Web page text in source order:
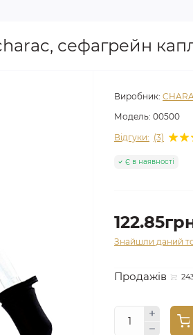
сефагрейн
Виробник:
Модель: 00500
Відгуки: (3)
Є в наявності
Знайшли даний
Продажів